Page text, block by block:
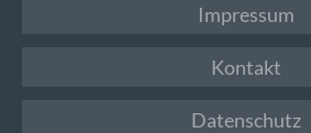
Impressum
Kontakt
Datenschutz